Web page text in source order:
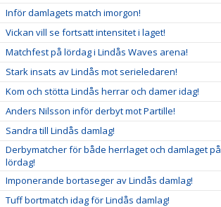
Inför damlagets match imorgon!
Vickan vill se fortsatt intensitet i laget!
Matchfest på lördag i Lindås Waves arena!
Stark insats av Lindås mot serieledaren!
Kom och stötta Lindås herrar och damer idag!
Anders Nilsson inför derbyt mot Partille!
Sandra till Lindås damlag!
Derbymatcher för både herrlaget och damlaget på
lördag!
Imponerande bortaseger av Lindås damlag!
Tuff bortmatch idag för Lindås damlag!